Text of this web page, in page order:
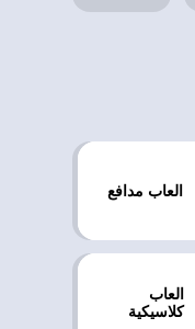
العاب مدافع
العاب
كلاسيكية